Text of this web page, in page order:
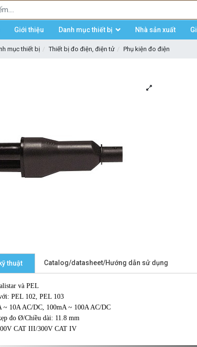
Giới thiệu Danh mục thiết bị Nhà sản xuất
mục thiết bị Thiết bị đo điện, điện tử Phụ kiện đo điện
thuật Catalog/datasheet/Hướng dẫn sử dụng
và PEL
PEL 102, PEL 103
~ 10A AC/DC, 100mA ~ 100A AC/DC
đo Ø/Chiều dài: 11.8 mm
CAT III/300V CAT IV